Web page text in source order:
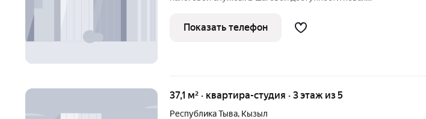
также дошкольное учреждение в микрорайоне Монгун. Место
хорошо обеспечено транспортными
Показать телефон
37,1 м² · квартира-студия · 3 этаж из 5
Республика Тыва, Кызыл